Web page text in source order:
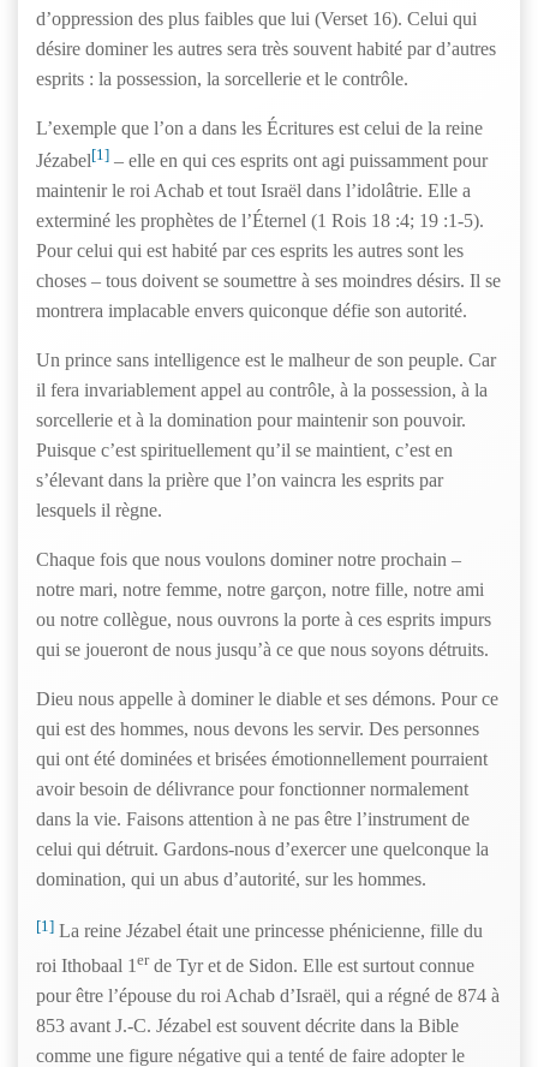
d’oppression des plus faibles que lui (Verset 16). Celui qui
désire dominer les autres sera très souvent habité par d’autres
esprits : la possession, la sorcellerie et le contrôle.
L’exemple que l’on a dans les Écritures est celui de la reine
Jézabel[1] – elle en qui ces esprits ont agi puissamment pour
maintenir le roi Achab et tout Israël dans l’idolâtrie. Elle a
exterminé les prophètes de l’Éternel (1 Rois 18 :4; 19 :1-5).
Pour celui qui est habité par ces esprits les autres sont les
choses – tous doivent se soumettre à ses moindres désirs. Il se
montrera implacable envers quiconque défie son autorité.
Un prince sans intelligence est le malheur de son peuple. Car
il fera invariablement appel au contrôle, à la possession, à la
sorcellerie et à la domination pour maintenir son pouvoir.
Puisque c’est spirituellement qu’il se maintient, c’est en
s’élevant dans la prière que l’on vaincra les esprits par
lesquels il règne.
Chaque fois que nous voulons dominer notre prochain –
notre mari, notre femme, notre garçon, notre fille, notre ami
ou notre collègue, nous ouvrons la porte à ces esprits impurs
qui se joueront de nous jusqu’à ce que nous soyons détruits.
Dieu nous appelle à dominer le diable et ses démons. Pour ce
qui est des hommes, nous devons les servir. Des personnes
qui ont été dominées et brisées émotionnellement pourraient
avoir besoin de délivrance pour fonctionner normalement
dans la vie. Faisons attention à ne pas être l’instrument de
celui qui détruit. Gardons-nous d’exercer une quelconque la
domination, qui un abus d’autorité, sur les hommes.
[1] La reine Jézabel était une princesse phénicienne, fille du
roi Ithobaal 1 erde Tyr et de Sidon. Elle est surtout connue
pour être l’épouse du roi Achab d’Israël, qui a régné de 874 à
853 avant J.-C. Jézabel est souvent décrite dans la Bible
comme une figure négative qui a tenté de faire adopter le